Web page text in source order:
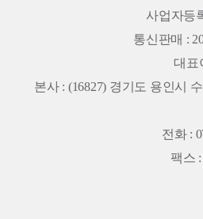
사업자등
통신판매 :
대표
본사 : (16827) 경기도 용인시
전화 :
팩스 :